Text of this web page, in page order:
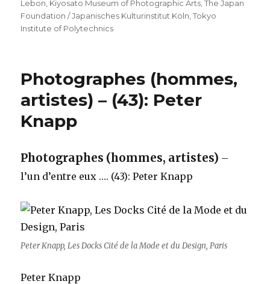
Lebon Kiyosato Museum of Photographic Arts ,The Japan
Foundation / Japanisches Kulturinstitut Köln ,Tokyo
Institute of Polytechnics
Photographes (hommes,
artistes) – (43): Peter
Knapp
Photographes (hommes, artistes) –
l’un d’entre eux …. (43): Peter Knapp
Peter Knapp, Les Docks Cité de la Mode et du Design, Paris
Peter Knapp